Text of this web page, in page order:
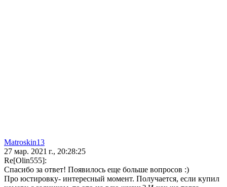
Matroskin13
27 мар. 2021 г., 20:28:25
Re[Olin555]:
Спасибо за ответ! Появилось еще больше вопросов :)
Про юстировку- интересный момент. Получается, если купил